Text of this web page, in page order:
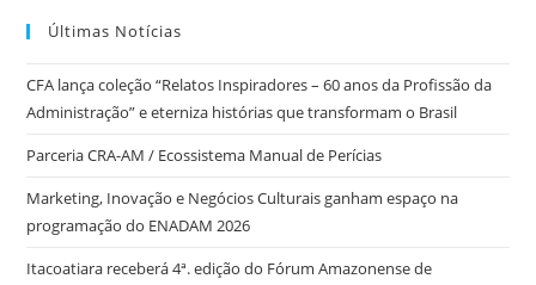
c
b
o
o
k
itt
er
k
e
dI
n
s
A
p
p
e
n
g
er
ri
e
n
dl
y
Últimas Notícias
CFA lança coleção “Relatos Inspiradores – 60 anos da Profissão da
Administração” e eterniza histórias que transformam o Brasil
Parceria CRA-AM / Ecossistema Manual de Perícias
Marketing, Inovação e Negócios Culturais ganham espaço na
programação do ENADAM 2026
Itacoatiara receberá 4ª. edição do Fórum Amazonense de